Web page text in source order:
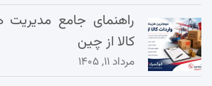
راهنمای جامع مدیریت
کالا از چین
مرداد ۱۱, ۱۴۰۵